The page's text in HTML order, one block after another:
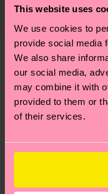
This website uses
We use cookies to
provide social media
We also share
our social media,
may combine it with
provided to them or
of their services.
recycled-pre-
1% Elastano
ligero para el
llevarte algunos
de sostenibilidad.
fecha de envío es
cuenta que se
tiempo exacto
postal local.
¿Tienes dudas
nuestra página de
Creemos que te va a